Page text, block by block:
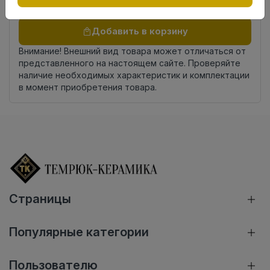
Осталось188 упак
Добавить в корзину
Внимание! Внешний вид товара может отличаться от
представленного на настоящем сайте. Проверяйте
наличие необходимых характеристик и комплектации
в момент приобретения товара.
Страницы
Популярные категории
Пользователю